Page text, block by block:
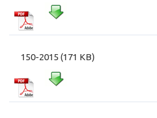
150-2015 (171 KB)